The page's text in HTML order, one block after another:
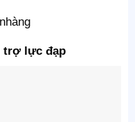
trợ lực đạp